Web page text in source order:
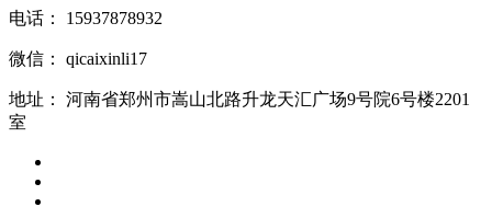
电话： 15937878932
微信： qicaixinli17
地址：
河南省郑州市嵩山北路升龙天汇广场9号院6号楼2201
室